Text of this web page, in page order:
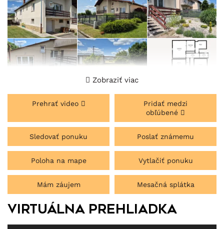
Zobraziť viac
Prehrať video
Pridať medzi
obľúbené
Sledovať ponuku Poslať známemu
Poloha na mape Vytlačiť ponuku
Mám záujem Mesačná splátka
Virtuálna prehliadka